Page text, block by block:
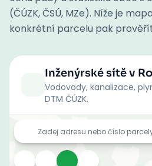
(ČÚZK, ČSÚ, MZe). Níže je
konkrétní parcelu pak
Inženýrské sítěv
Vodovody, kanalizace,
DTM ČÚZK.